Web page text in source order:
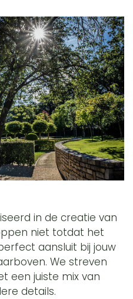
in de creatie van
niet totdat het
aansluit bij jouw
We streven
een juiste mix van
details.